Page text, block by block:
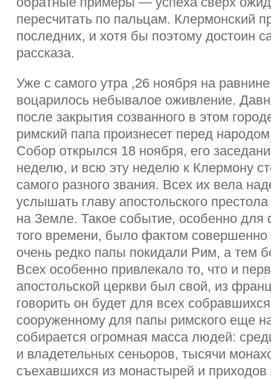
пересчитать по пальцам. Клермонский
последних, и хотя бы поэтому достоин
рассказа.
Уже с самого утра ,26 ноября на
воцарилось небывалое оживление.
после закрытия созванного в этом
римский папа произнесет перед
Собор открылся 18 ноября, его
неделю, и всю эту неделю к Клермону
самого разного звания. Всех их вела
услышать главу апостольского
на Земле. Такое событие, особенно для
того времени, было фактом
очень редко папы покидали Рим, а тем
Всех особенно привлекало то, что и
апостольской церкви был свой, из
говорить он будет для всех
сооруженному для папы римского еще
собирается огромная масса людей:
и владетельных сеньоров, тысячи
съехавшихся из монастырей и